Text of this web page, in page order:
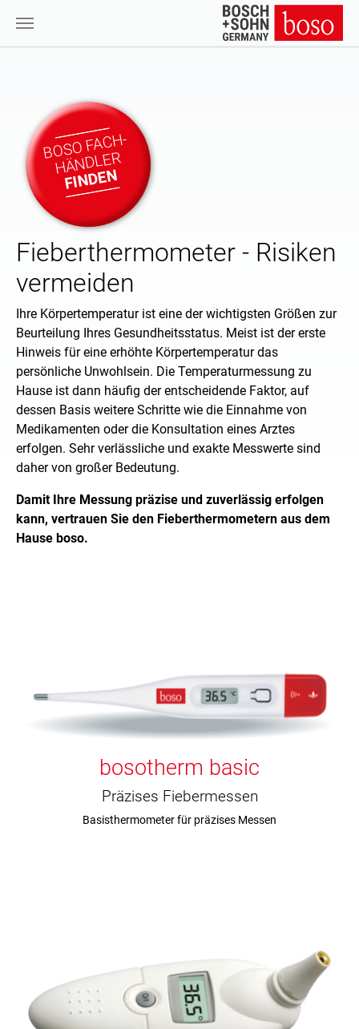
BOSO FACH-
HÄNDLER
FINDEN
Fieberthermometer - Risiken
vermeiden
Ihre Körpertemperatur ist eine der wichtigsten Größen zur
Beurteilung Ihres Gesundheitsstatus. Meist ist der erste
Hinweis für eine erhöhte Körpertemperatur das
persönliche Unwohlsein. Die Temperaturmessung zu
Hause ist dann häufig der entscheidende Faktor, auf
dessen Basis weitere Schritte wie die Einnahme von
Medikamenten oder die Konsultation eines Arztes
erfolgen. Sehr verlässliche und exakte Messwerte sind
daher von großer Bedeutung.
Damit Ihre Messung präzise und zuverlässig erfolgen
kann, vertrauen Sie den Fieberthermometern aus dem
Hause boso.
bosotherm basic
Präzises Fiebermessen
Basisthermometer für präzises Messen